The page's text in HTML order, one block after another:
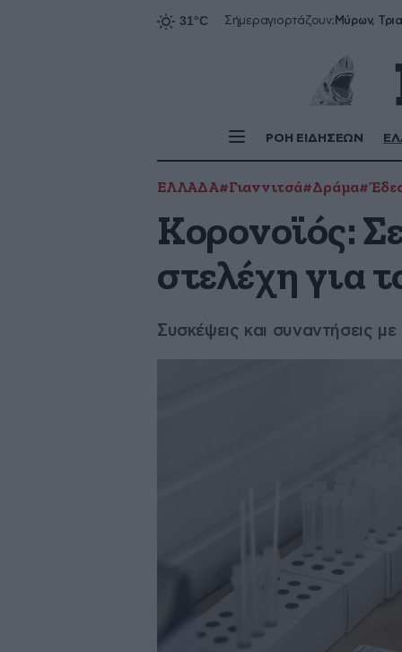
Σήμεραγιορτάζουν:
ΡΟΗ ΕΙΔΗΣΕΩΝ
ΕΛΛΑΔΑ#Γιαννιτσά#Δράμα
Κορονοϊός:
στελέχη για
Συσκέψεις και συναντήσεις